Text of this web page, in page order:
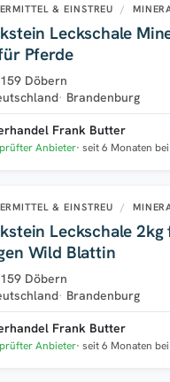
& EINSTREU /
Leckschale
Pferde
Döbern
Brandenburg
Frank Butter
Anbieter seit 6 Monaten
& EINSTREU /
Leckschale
Wild Blattin
Döbern
Brandenburg
Frank Butter
Anbieter seit 6 Monaten